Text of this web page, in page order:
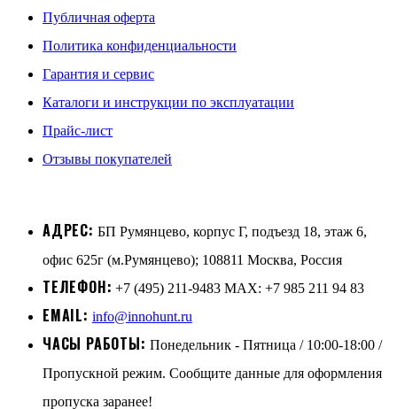
Публичная оферта
Политика конфиденциальности
Гарантия и сервис
Каталоги и инструкции по эксплуатации
Прайс-лист
Отзывы покупателей
АДРЕС: БП Румянцево, корпус Г, подъезд 18, этаж 6,
офис 625г (м.Румянцево); 108811 Москва, Россия
ТЕЛЕФОН: +7 (495) 211-9483 MAX: +7 985 211 94 83
EMAIL: info@innohunt.ru
ЧАСЫ РАБОТЫ: Понедельник - Пятница / 10:00-18:00 /
Пропускной режим. Сообщите данные для оформления
пропуска заранее!